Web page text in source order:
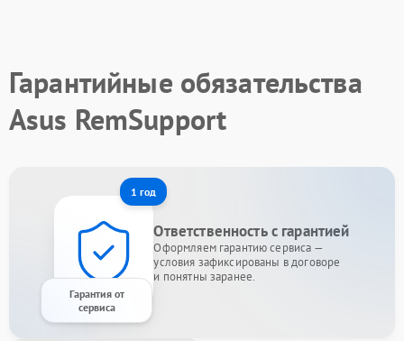
Гарантийные обязательства
Asus RemSupport
1 год
Гарантия от
сервиса
Ответственность с гарантией
Оформляем гарантию сервиса —
условия зафиксированы в договоре
и понятны заранее.